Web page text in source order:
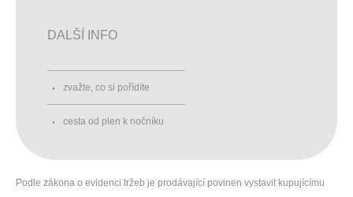
DALŠÍ INFO
zvažte, co si pořídíte
cesta od plen k nočníku
Podle zákona o evidenci tržeb je prodávající povinen vystavit kupujícímu